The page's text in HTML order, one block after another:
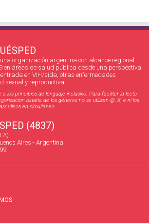
organización argentina con alcance regional
en áreas de salud pública desde una perspectiva
en VIH/sida, otras enfermedades
sexual y reproductiva.
a los principios de lenguaje inclusivo. Para facilitar la lecto-
binaria de los géneros no se utilizan @, X, e ni los
en simultáneo.
(4837)
Aires - Argentina